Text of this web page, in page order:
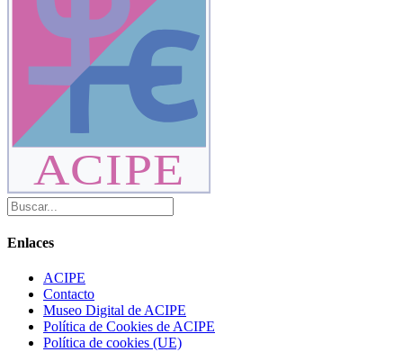
ACIPE
Enlaces
ACIPE
Contacto
Museo Digital de ACIPE
Política de Cookies de ACIPE
Política de cookies (UE)